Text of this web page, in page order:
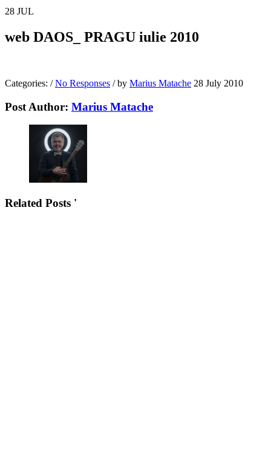
28 JUL
web DAOS_ PRAGU iulie 2010
Categories: / No Responses /by Marius Matache 28 July 2010
Post Author: Marius Matache
Related Posts '